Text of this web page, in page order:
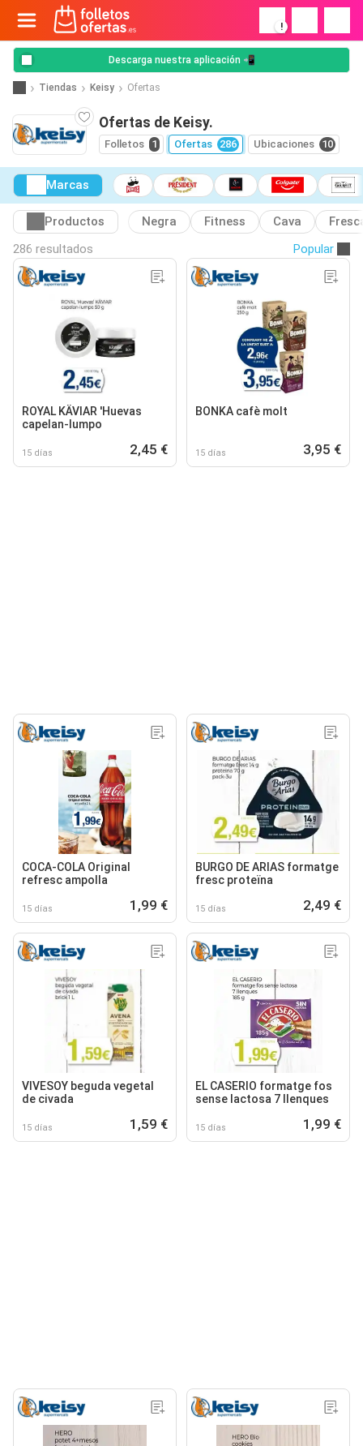
!
Descarga nuestra aplicación 📲
Tiendas Keisy Ofertas
Ofertas de Keisy.
Folletos 1 Ofertas 286 Ubicaciones 10
Marcas
Productos Negra Fitness Cava
286 resultados
Popular
ROYAL KÄVIAR 'Huevas
capelan-lumpo
15 días 2,45 €
BONKA cafè molt
15 días 3,95 €
COCA-COLA Original
refresc ampolla
15 días 1,99 €
BURGO DE ARIAS formatge
fresc proteïna
15 días 2,49 €
VIVESOY beguda vegetal
de civada
15 días 1,59 €
EL CASERIO formatge fos
sense lactosa 7 llenques
15 días 1,99 €